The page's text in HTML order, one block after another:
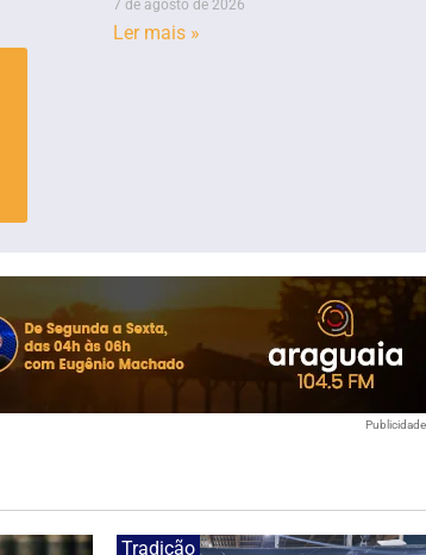
7 de agosto de 2026
Ler mais »
Publicidade
Tradição